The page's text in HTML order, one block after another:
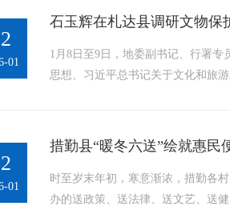
01
石玉辉在札达县调研文物保
1月8日至9日，地委副书记、行署
思想、习近平总书记关于文化和旅
01
措勤县“暖冬六送”绘就惠民
时至岁末年初，寒意渐浓，措勤各
办的送政策、送法律、送文艺、送